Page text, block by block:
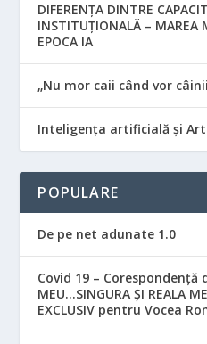
DIFERENȚA DINTRE
INSTITUȚIONALĂ – MAREA
EPOCA IA
„Nu mor caii când vor
Inteligența artificială și
POPULARE
De pe net adunate 1.0
Covid 19 – Corespondență
MEU…SINGURA ȘI REALA
EXCLUSIV pentru Vocea